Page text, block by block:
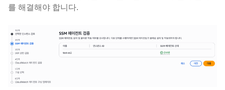
를 해결해야 합니다.